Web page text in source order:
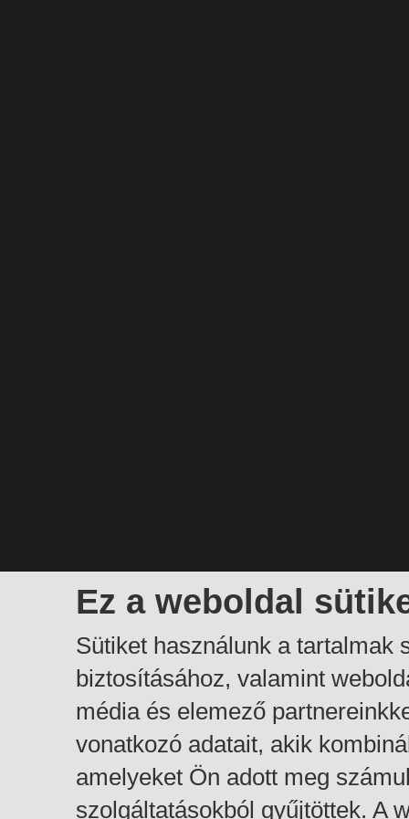
Ez a weboldal
Sütiket használunk a tartalmak
biztosításához, valamint
média és elemező
vonatkozó adatait, akik
amelyeket Ön adott meg
szolgáltatásokból gyűjtöttek. A